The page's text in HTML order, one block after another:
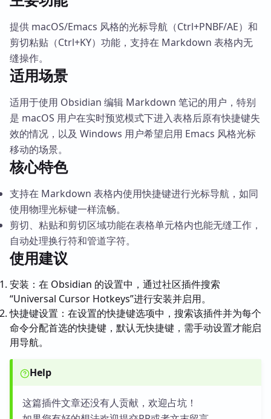
提供 macOS/Emacs 风格的光标导航（Ctrl+PNBF/AE）和
剪切粘贴（Ctrl+KY）功能，支持在 Markdown 表格内无
缝操作。
适用场景
适用于使用 Obsidian 编辑 Markdown 笔记的用户，特别
是 macOS 用户在实时预览模式下进入表格后原有快捷键失
效的情况，以及 Windows 用户希望启用 Emacs 风格光标
移动的场景。
核心特色
支持在 Markdown 表格内使用快捷键进行光标导航，如同
使用物理光标键一样流畅。
剪切、粘贴和剪切区域功能在表格单元格内也能无缝工作，
自动处理换行符和管道字符。
使用建议
安装：在 Obsidian 的设置中，通过社区插件搜索
“Universal Cursor Hotkeys”进行安装并启用。
快捷键设置：在设置的快捷键选项中，搜索该插件并为每个
命令分配首选的快捷键，默认无快捷键，需手动设置才能启
用导航。
Help
这篇插件文章还没有人贡献，欢迎占坑！